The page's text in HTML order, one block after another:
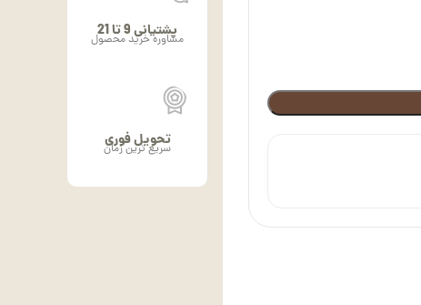
پشتیانی 9 تا 21
مشاوره خرید محصول
تحویل فوری
سریع ترین زمان